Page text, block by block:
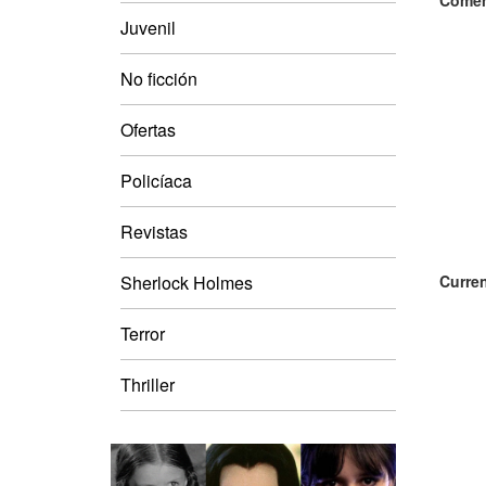
Juvenil
No ficción
Ofertas
Policíaca
Revistas
Sherlock Holmes
Terror
Thriller